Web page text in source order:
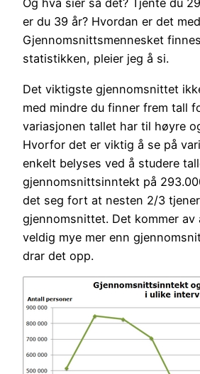
Og hva sier så det? Tjente du
er du 39 år? Hvordan er det
Gjennomsnittsmennesket
statistikken, pleier jeg å si.
Det viktigste gjennomsnittet
med mindre du finner frem tall
variasjonen tallet har til høyre
Hvorfor det er viktig å se på
enkelt belyses ved å studere
gjennomsnittsinntekt på
det seg fort at nesten 2/3
gjennomsnittet. Det kommer av
veldig mye mer enn
drar det opp.